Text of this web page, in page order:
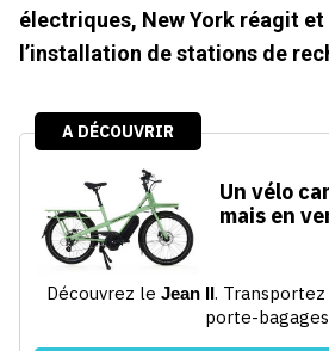
électriques, New York réagit
l’installation de stations de